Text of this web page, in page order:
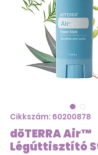
Cikkszám: 60200878
dōTERRA Air™
Légúttisztító